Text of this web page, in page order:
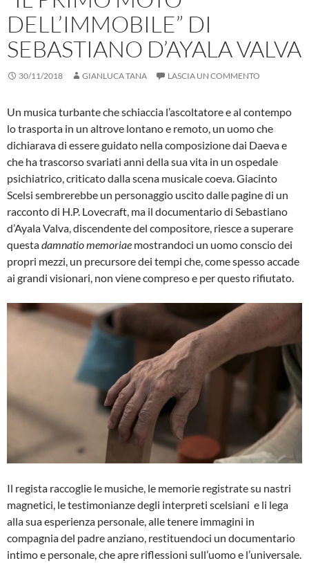
DELL’IMMOBILE” DI
SEBASTIANO D’AYALA VALVA
30/11/2018 GIANLUCA TANA LASCIA UN COMMENTO
Un musica turbante che schiaccia l’ascoltatore e al contempo
lo trasporta in un altrove lontano e remoto, un uomo che
dichiarava di essere guidato nella composizione dai Daeva e
che ha trascorso svariati anni della sua vita in un ospedale
psichiatrico, criticato dalla scena musicale coeva. Giacinto
Scelsi sembrerebbe un personaggio uscito dalle pagine di un
racconto di H.P. Lovecraft, ma il documentario di Sebastiano
d’Ayala Valva, discendente del compositore, riesce a superare
questadamnatio memoriae mostrandoci un uomo conscio dei
propri mezzi, un precursore dei tempi che, come spesso accade
ai grandi visionari, non viene compreso e per questo rifiutato.
Il regista raccoglie le musiche, le memorie registrate su nastri
magnetici, le testimonianze degli interpreti scelsiani e li lega
alla sua esperienza personale, alle tenere immagini in
compagnia del padre anziano, restituendoci un documentario
intimo e personale, che apre riflessioni sull’uomo e l’universale.